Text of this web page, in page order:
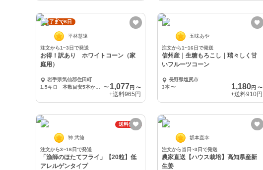
終了まで6日
平林慧遠
注文から1~3日で発送
お得！訳あり ホワイトコーン（家
庭用）
岩手県気仙郡住田町
〜 1,077 円 〜
+送料965円
五味あや
注文から1~16日で発送
信州産｜生糖もろこし｜瑞々しく甘
いフルーツコーン
長野県塩尻市
3本 〜 1,180円 〜
+送料910円
送料無料
神 武徳
注文から3~16日で発送
「漁師のほたてフライ」【20粒】低
アレルゲンタイプ
坂本直幸
注文から当日~3日で発送
農家直送【ハウス栽培】高知県産新
生姜